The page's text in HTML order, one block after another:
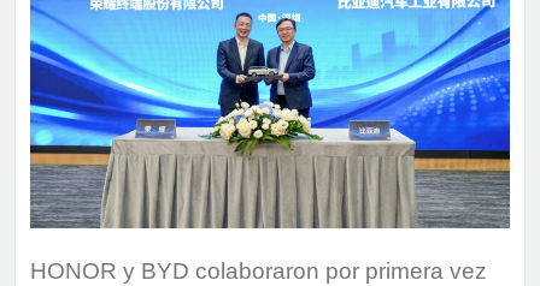
HONOR y BYD colaboraron por primera vez